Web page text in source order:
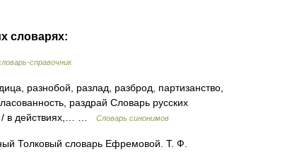
словарях:
справочник
разнобой, разлад, разброд, партизанство,
раздрай Словарь русских
/ в действиях,… …
Словарь синонимов
Толковый словарь Ефремовой. Т. Ф.